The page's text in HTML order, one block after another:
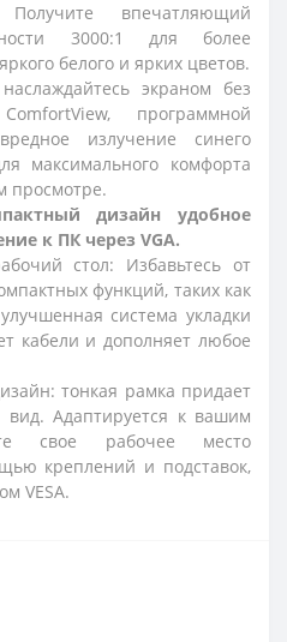
впечатляющий
3000:1 для более
белого и ярких цветов.
экраном без
программной
излучение синего
максимального комфорта
просмотре.
дизайн удобное
к ПК через VGA.
стол: Избавьтесь от
функций, таких как
система укладки
кабели и дополняет любое
тонкая рамка придает
вид. Адаптируется к вашим
свое рабочее место
креплений и подставок,
VESA.